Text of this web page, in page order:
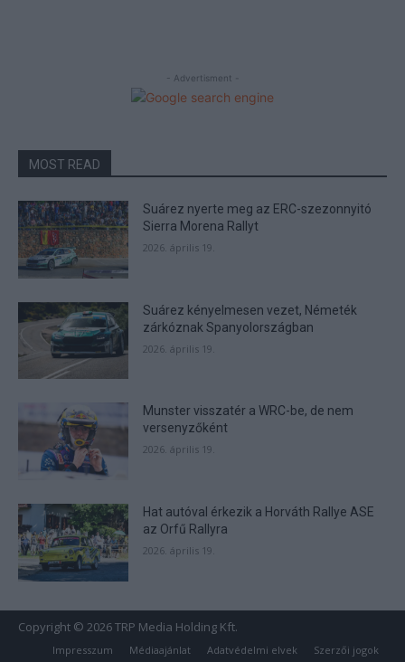
- Advertisment -
MOST READ
Suárez nyerte meg az ERC-szezonnyitó
Sierra Morena Rallyt
2026. április 19.
Suárez kényelmesen vezet, Németék
zárkóznak Spanyolországban
2026. április 19.
Munster visszatér a WRC-be, de nem
versenyzőként
2026. április 19.
Hat autóval érkezik a Horváth Rallye ASE
az Orfű Rallyra
2026. április 19.
Copyright © 2026 TRP Media Holding Kft.
Impresszum Médiaajánlat Adatvédelmi elvek Szerzői jogok